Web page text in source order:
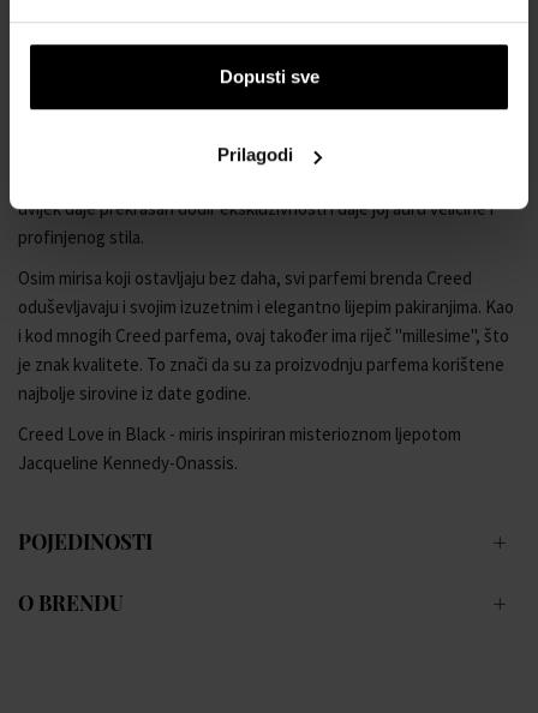
Dopusti sve
Prilagodi
mirise, posebice one s ljubičicom i irisom u glavnoj ulozi. Zauvijek će
osvojiti obožavateljice posebnog stila nezaboravne Jacqueline
luksuz. Ljubav u crnom prikladan je za dan i večer, tijekom cijele
uvijek daje prekrasan dodir ekskluzivnosti i daje joj auru veličine i
profinjenog stila.
Osim mirisa koji ostavljaju bez daha, svi parfemi brenda Creed
oduševljavaju i svojim izuzetnim i elegantno lijepim pakiranjima. Kao
i kod mnogih Creed parfema, ovaj također ima riječ "millesime", što
je znak kvalitete. To znači da su za proizvodnju parfema korištene
najbolje sirovine iz date godine.
Creed Love in Black - miris inspiriran misterioznom ljepotom
Jacqueline Kennedy-Onassis.
POJEDINOSTI
O BRENDU